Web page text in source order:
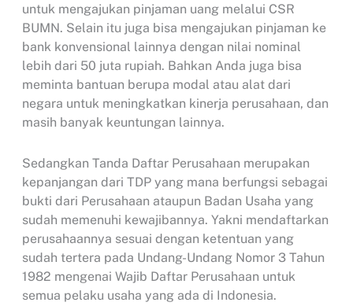
untuk mengajukan pinjaman uang melalui CSR
BUMN. Selain itu juga bisa mengajukan pinjaman ke
bank konvensional lainnya dengan nilai nominal
lebih dari 50 juta rupiah. Bahkan Anda juga bisa
meminta bantuan berupa modal atau alat dari
negara untuk meningkatkan kinerja perusahaan, dan
masih banyak keuntungan lainnya.
Sedangkan Tanda Daftar Perusahaan merupakan
kepanjangan dari TDP yang mana berfungsi sebagai
bukti dari Perusahaan ataupun Badan Usaha yang
sudah memenuhi kewajibannya. Yakni mendaftarkan
perusahaannya sesuai dengan ketentuan yang
sudah tertera pada Undang-Undang Nomor 3 Tahun
1982 mengenai Wajib Daftar Perusahaan untuk
semua pelaku usaha yang ada di Indonesia.